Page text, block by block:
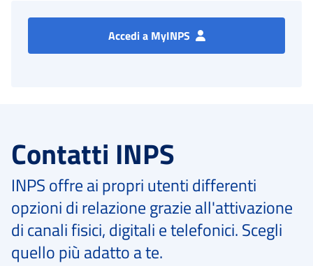
Accedi a MyINPS
Contatti INPS
INPS offre ai propri utenti differenti
opzioni di relazione grazie all'attivazione
di canali fisici, digitali e telefonici. Scegli
quello più adatto a te.